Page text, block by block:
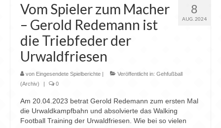
8
AUG. 2024
Vom Spieler zum Macher
– Gerold Redemann ist
die Triebfeder der
Urwaldfriesen
von Eingesendete Spielberichte | Veröffentlicht in: Gehfußball
(Archiv)
| 0
Am 20.04.2023 betrat Gerold Redemann zum ersten Mal
die Urwaldkampfbahn und absolvierte das Walking
Football Training der Urwaldfriesen. Wie bei so vielen